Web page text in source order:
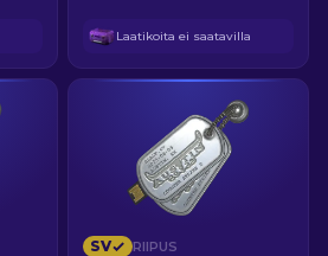
Laatikoita ei saatavilla
SV RIIPUS